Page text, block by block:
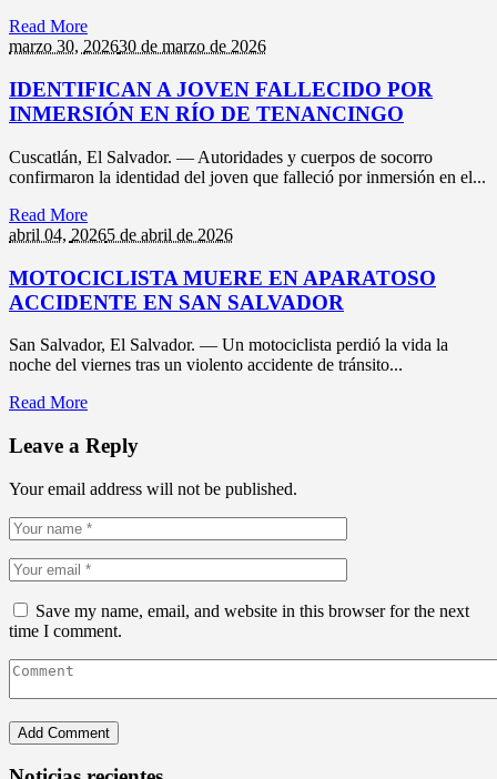
Read More
marzo 30, 202630 de marzo de 2026
IDENTIFICAN A JOVEN FALLECIDO POR
INMERSIÓN EN RÍO DE TENANCINGO
Cuscatlán, El Salvador. — Autoridades y cuerpos de socorro
confirmaron la identidad del joven que falleció por inmersión en el...
Read More
abril 04, 20265 de abril de 2026
MOTOCICLISTA MUERE EN APARATOSO
ACCIDENTE EN SAN SALVADOR
San Salvador, El Salvador. — Un motociclista perdió la vida la
noche del viernes tras un violento accidente de tránsito...
Read More
Leave a Reply
Your email address will not be published.
Save my name, email, and website in this browser for the next
time I comment.